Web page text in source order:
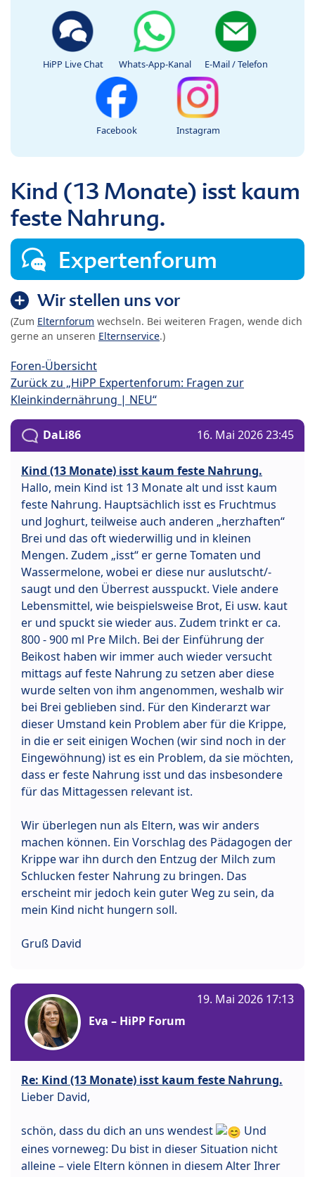
HiPP Live Chat Whats-App-Kanal E-Mail / Telefon
Facebook Instagram
Kind (13 Monate) isst kaum
feste Nahrung.
Expertenforum
Wir stellen uns vor
(Zum Elternforum wechseln. Bei weiteren Fragen, wende dich
gerne an unseren Elternservice.)
Foren-Übersicht
Zurück zu „HiPP Expertenforum: Fragen zur
Kleinkindernährung | NEU“
DaLi86 16. Mai 2026 23:45
Kind (13 Monate) isst kaum feste Nahrung.
Hallo, mein Kind ist 13 Monate alt und isst kaum
feste Nahrung. Hauptsächlich isst es Fruchtmus
und Joghurt, teilweise auch anderen „herzhaften“
Brei und das oft wiederwillig und in kleinen
Mengen. Zudem „isst“ er gerne Tomaten und
Wassermelone, wobei er diese nur auslutscht/-
saugt und den Überrest ausspuckt. Viele andere
Lebensmittel, wie beispielsweise Brot, Ei usw. kaut
er und spuckt sie wieder aus. Zudem trinkt er ca.
800 - 900 ml Pre Milch. Bei der Einführung der
Beikost haben wir immer auch wieder versucht
mittags auf feste Nahrung zu setzen aber diese
wurde selten von ihm angenommen, weshalb wir
bei Brei geblieben sind. Für den Kinderarzt war
dieser Umstand kein Problem aber für die Krippe,
in die er seit einigen Wochen (wir sind noch in der
Eingewöhnung) ist es ein Problem, da sie möchten,
dass er feste Nahrung isst und das insbesondere
für das Mittagessen relevant ist.
Wir überlegen nun als Eltern, was wir anders
machen können. Ein Vorschlag des Pädagogen der
Krippe war ihn durch den Entzug der Milch zum
Schlucken fester Nahrung zu bringen. Das
erscheint mir jedoch kein guter Weg zu sein, da
mein Kind nicht hungern soll.
Gruß David
Eva – HiPP Forum
19. Mai 2026 17:13
Re: Kind (13 Monate) isst kaum feste Nahrung.
Lieber David,
schön, dass du dich an uns wendest
Und
eines vorneweg: Du bist in dieser Situation nicht
alleine – viele Eltern können in diesem Alter Ihrer